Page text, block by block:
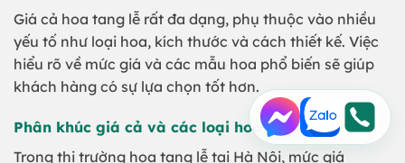
Giá cả hoa tang lễ rất đa dạng, phụ thuộc vào nhiều
yếu tố như loại hoa, kích thước và cách thiết kế. Việc
hiểu rõ về mức giá và các mẫu hoa phổ biến sẽ giúp
khách hàng có sự lựa chọn tốt hơn.
Phân khúc giá cả và các loại hoa phổ biến
Trong thị trường hoa tang lễ tại Hà Nội, mức giá